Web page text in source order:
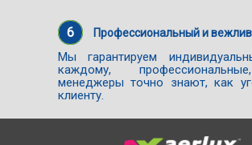
6 Профессиональный и
Мы гарантируем
каждому,
менеджеры точно знают, как
клиенту.